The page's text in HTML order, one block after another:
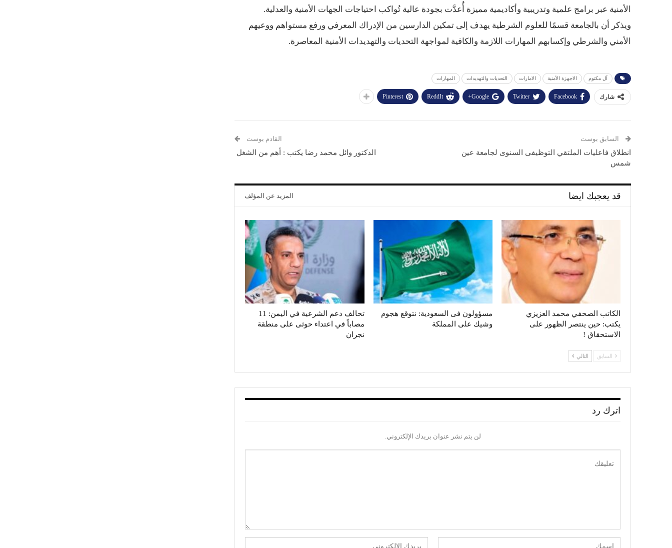
الأمنية عبر برامج علمية وتدريبية وأكاديمية مميزة أٌعدَّت بجودة عالية تُواكب احتياجات الجهات الأمنية والعدلية.
ويذكر أن بالجامعة قسمًا للعلوم الشرطية يهدف إلى تمكين الدارسين من الإدراك المعرفي ورفع مستواهم ووعيهم
الأمني والشرطي وإكسابهم المهارات اللازمة والكافية لمواجهة التحديات والتهديدات الأمنية المعاصرة.
آل مكتوم الاجهزة الأمنية الامارات التحديات والتهديدات المهارات
شارك Facebook
Twitter
Google+
ReddIt
Pinterest
السابق بوست
انطلاق فاعليات الملتقي التوظيفى السنوى لجامعة عين
شمس
القادم بوست
الدكتور وائل محمد رضا يكتب : أهم من الشغل
قد يعجبك ايضا المزيد عن المؤلف
الكاتب الصحفي محمد العزيزي
يكتب: حين ينتصر الظهور على
الاستحقاق !
مسؤولون فى السعودية: نتوقع هجوم
وشيك على المملكة
تحالف دعم الشرعية في اليمن: 11
مصاباً في اعتداء حوثى على منطقة
نجران
السابق التالي
اترك رد
لن يتم نشر عنوان بريدك الإلكتروني.